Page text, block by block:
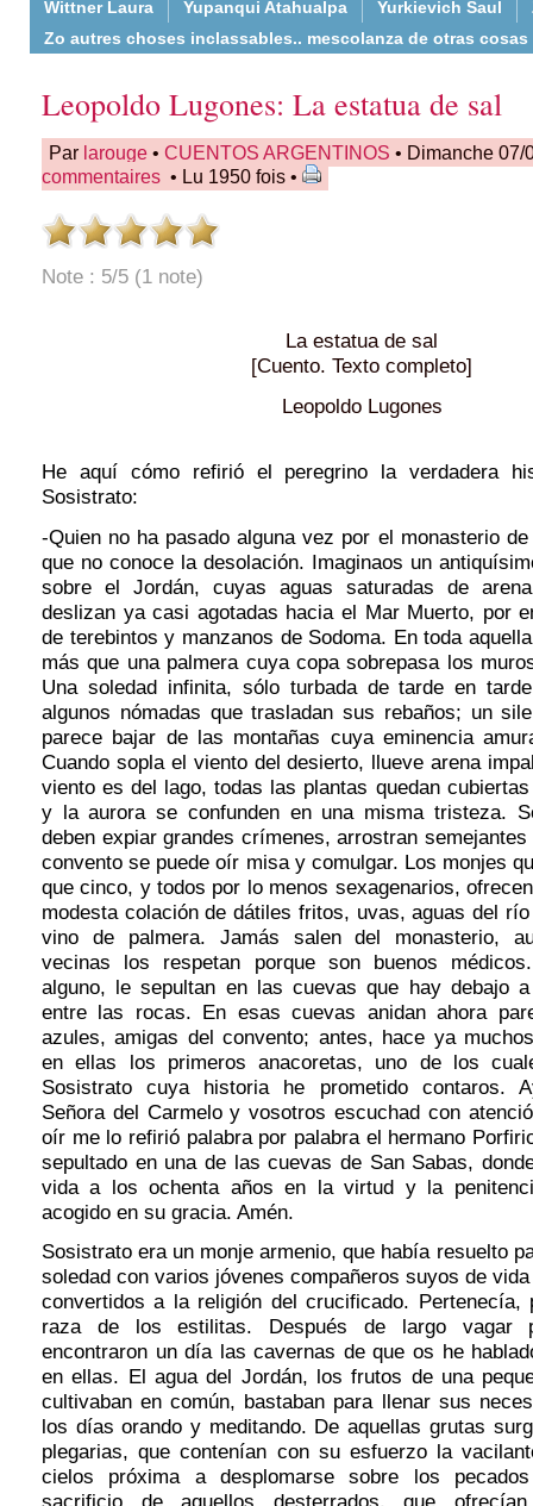
Wittner Laura
Yupanqui Atahualpa Yurkievich Saul
Zo autres choses inclassables.. mescolanza de otras cosas
Leopoldo Lugones: La estatua de sal
Par larouge • CUENTOS ARGENTINOS • Dimanche 07/
commentaires • Lu 1950 fois •
Note : 5/5 (1 note)
La estatua de sal
[Cuento. Texto completo]
Leopoldo Lugones
He aquí cómo refirió el peregrino la verdadera
Sosistrato:
-Quien no ha pasado alguna vez por el monasterio
que no conoce la desolación. Imaginaos un
sobre el Jordán, cuyas aguas saturadas de
deslizan ya casi agotadas hacia el Mar Muerto, por
de terebintos y manzanos de Sodoma. En toda
más que una palmera cuya copa sobrepasa los
Una soledad infinita, sólo turbada de tarde en
algunos nómadas que trasladan sus rebaños; un
parece bajar de las montañas cuya eminencia
Cuando sopla el viento del desierto, llueve arena
viento es del lago, todas las plantas quedan
y la aurora se confunden en una misma tristeza.
deben expiar grandes crímenes, arrostran
convento se puede oír misa y comulgar. Los monjes
que cinco, y todos por lo menos sexagenarios,
modesta colación de dátiles fritos, uvas, aguas del
vino de palmera. Jamás salen del monasterio,
vecinas los respetan porque son buenos
alguno, le sepultan en las cuevas que hay debajo
entre las rocas. En esas cuevas anidan ahora
azules, amigas del convento; antes, hace ya
en ellas los primeros anacoretas, uno de los
Sosistrato cuya historia he prometido contaros.
Señora del Carmelo y vosotros escuchad con
oír me lo refirió palabra por palabra el hermano
sepultado en una de las cuevas de San Sabas,
vida a los ochenta años en la virtud y la
acogido en su gracia. Amén.
Sosistrato era un monje armenio, que había resuelto
soledad con varios jóvenes compañeros suyos de
convertidos a la religión del crucificado. Pertenecía,
raza de los estilitas. Después de largo vagar
encontraron un día las cavernas de que os he
en ellas. El agua del Jordán, los frutos de una
cultivaban en común, bastaban para llenar sus
los días orando y meditando. De aquellas grutas
plegarias, que contenían con su esfuerzo la
cielos próxima a desplomarse sobre los